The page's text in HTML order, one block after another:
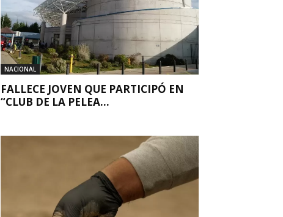
NACIONAL
FALLECE JOVEN QUE PARTICIPÓ EN
“CLUB DE LA PELEA...